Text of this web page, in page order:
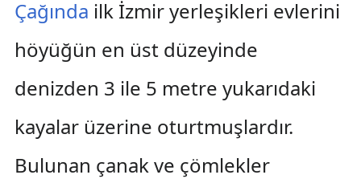
Çağında ilk İzmir yerleşikleri evlerini
höyüğün en üst düzeyinde
denizden 3 ile 5 metre yukarıdaki
kayalar üzerine oturtmuşlardır.
Bulunan çanak ve çömlekler